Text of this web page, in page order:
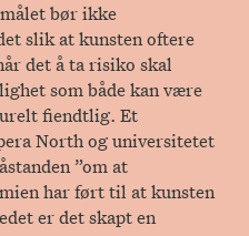
bør ikke
slik at kunsten oftere
det å ta risiko skal
som både kan være
fiendtlig. Et
North og universitetet
”om at
har ført til at kunsten
er det skapt en